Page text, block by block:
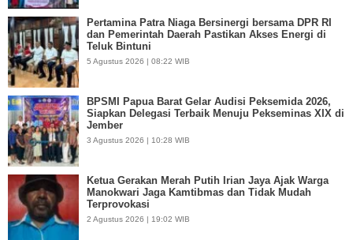
Pertamina Patra Niaga Bersinergi bersama DPR RI
dan Pemerintah Daerah Pastikan Akses Energi di
Teluk Bintuni
5 Agustus 2026 | 08:22 WIB
BPSMI Papua Barat Gelar Audisi Peksemida 2026,
Siapkan Delegasi Terbaik Menuju Pekseminas XIX di
Jember
3 Agustus 2026 | 10:28 WIB
Ketua Gerakan Merah Putih Irian Jaya Ajak Warga
Manokwari Jaga Kamtibmas dan Tidak Mudah
Terprovokasi
2 Agustus 2026 | 19:02 WIB